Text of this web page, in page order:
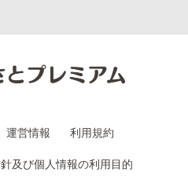
運営情報 利用規約
及び個人情報の利用目的